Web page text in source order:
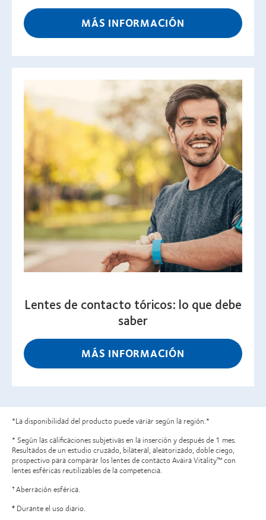
MÁS INFORMACIÓN
Lentes de contacto tóricos: lo que debe
saber
MÁS INFORMACIÓN
*La disponibilidad del producto puede variar según la región.*
* Según las calificaciones subjetivas en la inserción y después de 1 mes.
Resultados de un estudio cruzado, bilateral, aleatorizado, doble ciego,
prospectivo para comparar los lentes de contacto Avaira Vitality™ con
lentes esféricas reutilizables de la competencia.
†Aberración esférica.
‡ Durante el uso diario.